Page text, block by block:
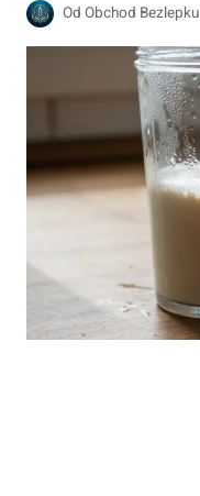
Od Obchod Bezlepku